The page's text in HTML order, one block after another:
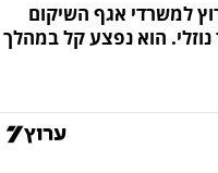
למשרדי אגף השיקום
הוא נפצע קל במהלך